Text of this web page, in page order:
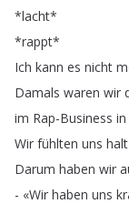
*lacht*
*rappt*
Ich kann es nicht
Damals waren wir
im Rap-Business in
Wir fühlten uns halt
Darum haben wir
- «Wir haben uns